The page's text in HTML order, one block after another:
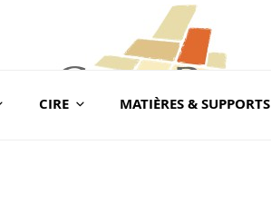
CIRE MATIÈRES & SUPPORTS